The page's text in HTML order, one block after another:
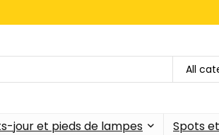
All
jour et pieds de lampes Spots